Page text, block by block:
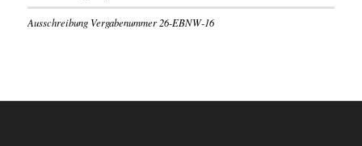
Ausschreibung Vergabenummer 26-EBNW-16